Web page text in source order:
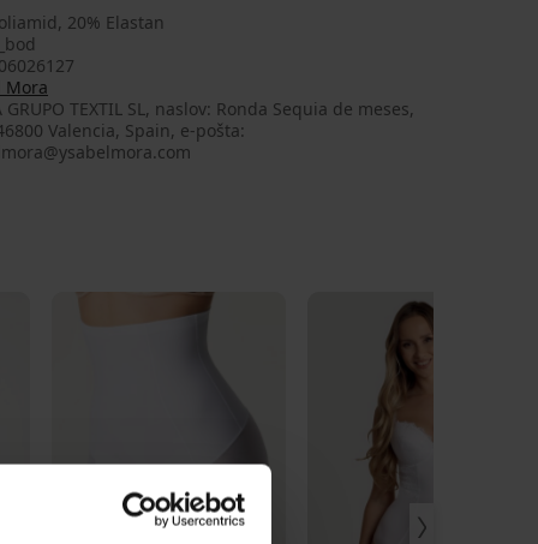
20% Elastan
Mora
GRUPO TEXTIL SL, naslov: Ronda Sequia de meses,
Valencia, Spain, e-pošta: